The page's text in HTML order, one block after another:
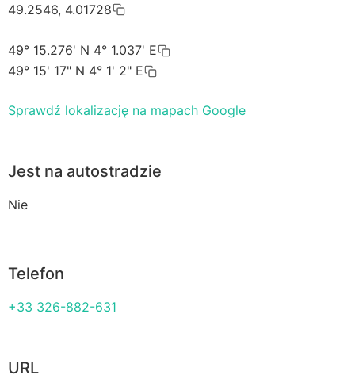
49.2546, 4.01728
49° 15.276' N 4° 1.037' E
49° 15' 17" N 4° 1' 2" E
Sprawdź lokalizację na mapach Google
Jest na autostradzie
Nie
Telefon
+33 326-882-631
URL